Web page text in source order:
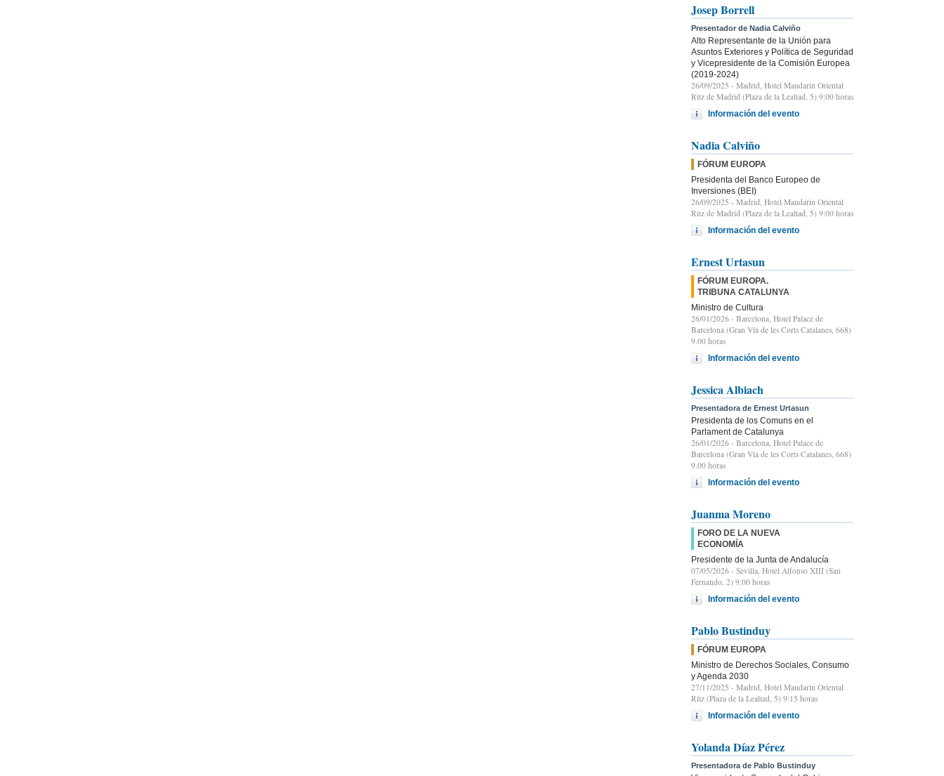
Josep Borrell
Presentador de Nadia Calviño
Alto Representante de la Unión para
Asuntos Exteriores y Política de Seguridad
y Vicepresidente de la Comisión Europea
(2019-2024)
26/09/2025 - Madrid, Hotel Mandarin Oriental
Ritz de Madrid (Plaza de la Lealtad, 5) 9:00 horas
Información del evento
Nadia Calviño
FÓRUM EUROPA
Presidenta del Banco Europeo de
Inversiones (BEI)
26/09/2025 - Madrid, Hotel Mandarin Oriental
Ritz de Madrid (Plaza de la Lealtad, 5) 9:00 horas
Información del evento
Ernest Urtasun
FÓRUM EUROPA.
TRIBUNA CATALUNYA
Ministro de Cultura
26/01/2026 - Barcelona, Hotel Palace de
Barcelona (Gran Vía de les Corts Catalanes, 668)
9.00 horas
Información del evento
Jessica Albiach
Presentadora de Ernest Urtasun
Presidenta de los Comuns en el
Parlament de Catalunya
26/01/2026 - Barcelona, Hotel Palace de
Barcelona (Gran Vía de les Corts Catalanes, 668)
9.00 horas
Información del evento
Juanma Moreno
FORO DE LA NUEVA
ECONOMÍA
Presidente de la Junta de Andalucía
07/05/2026 - Sevilla, Hotel Alfonso XIII (San
Fernando, 2) 9:00 horas
Información del evento
Pablo Bustinduy
FÓRUM EUROPA
Ministro de Derechos Sociales, Consumo
y Agenda 2030
27/11/2025 - Madrid, Hotel Mandarin Oriental
Ritz (Plaza de la Lealtad, 5) 9:15 horas
Información del evento
Yolanda Díaz Pérez
Presentadora de Pablo Bustinduy